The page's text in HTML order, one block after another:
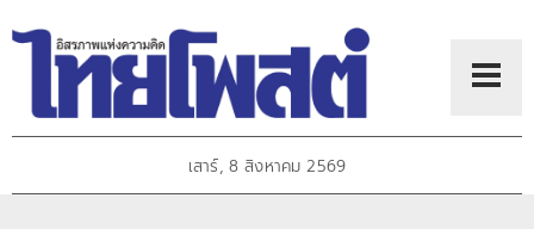
เสาร์, 8 สิงหาคม 2569